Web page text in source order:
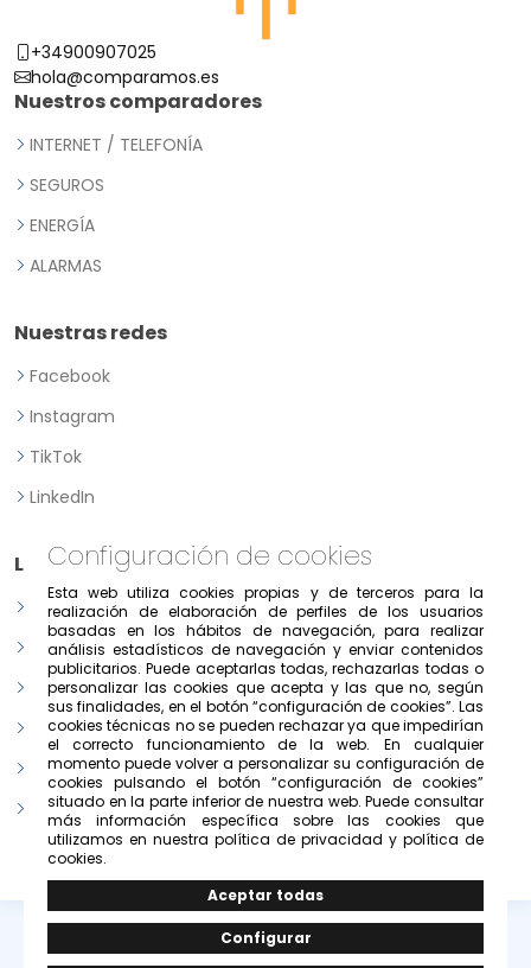
+34900907025
hola@comparamos.es
Nuestros comparadores
INTERNET / TELEFONÍA
SEGUROS
ENERGÍA
ALARMAS
Nuestras redes
Facebook
Instagram
TikTok
LinkedIn
Legal
Aviso legal
Política de Privacidad
Política de consentimiento previo, expreso e informado
Condiciones de uso del portal
Política de cookies
Configurar cookies
© Copyright 2026 -Grupo Solivesa
Configuración de cookies
Esta web utiliza cookies propias y de terceros para la
realización de elaboración de perfiles de los usuarios
basadas en los hábitos de navegación, para realizar
análisis estadísticos de navegación y enviar contenidos
publicitarios. Puede aceptarlas todas, rechazarlas todas o
personalizar las cookies que acepta y las que no, según
sus finalidades, en el botón “configuración de cookies”. Las
cookies técnicas no se pueden rechazar ya que impedirían
el correcto funcionamiento de la web. En cualquier
momento puede volver a personalizar su configuración de
cookies pulsando el botón “configuración de cookies”
situado en la parte inferior de nuestra web. Puede consultar
más información específica sobre las cookies que
utilizamos en nuestra política de privacidad y política de
cookies.